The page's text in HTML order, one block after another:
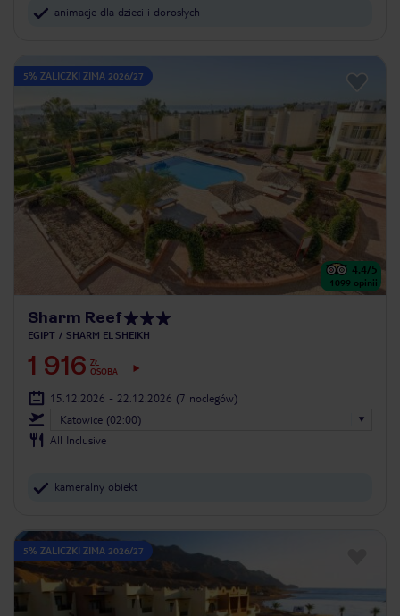
animacje dla dzieci i dorosłych
5% ZALICZKI ZIMA 2026/27
4.4/5
1099 opinii
Sharm Reef
EGIPT SHARM EL SHEIKH
1 916 ZŁ
OSOBA
15.12.2026 - 22.12.2026 (7 noclegów)
Katowice (02:00)
All Inclusive
kameralny obiekt
5% ZALICZKI ZIMA 2026/27